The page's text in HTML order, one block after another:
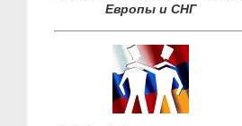
Европы и СНГ